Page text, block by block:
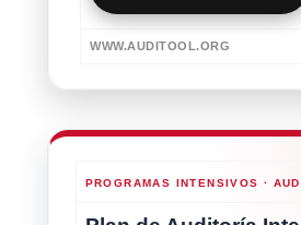
WWW.AUDITOOL.ORG
PROGRAMAS INTENSIVOS ·